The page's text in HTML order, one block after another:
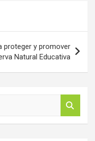
proteger y promover
Natural Educativa